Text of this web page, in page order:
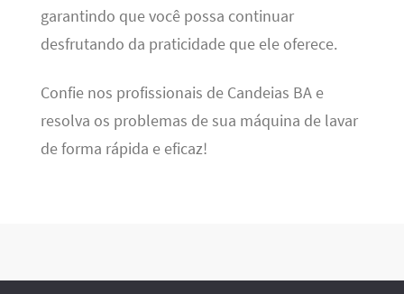
garantindo que você possa continuar
desfrutando da praticidade que ele oferece.
Confie nos profissionais de Candeias BA e
resolva os problemas de sua máquina de lavar
de forma rápida e eficaz!